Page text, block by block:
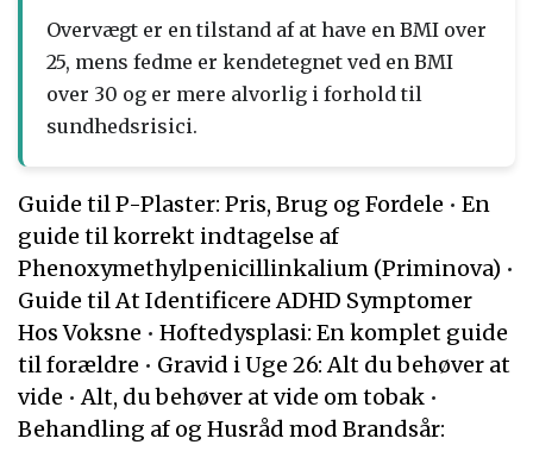
Overvægt er en tilstand af at have en BMI over
25, mens fedme er kendetegnet ved en BMI
over 30 og er mere alvorlig i forhold til
sundhedsrisici.
Guide til P-Plaster: Pris, Brug og Fordele • En
guide til korrekt indtagelse af
Phenoxymethylpenicillinkalium (Priminova) •
Guide til At Identificere ADHD Symptomer
Hos Voksne • Hoftedysplasi: En komplet guide
til forældre • Gravid i Uge 26: Alt du behøver at
vide •Alt, du behøver at vide om tobak •
Behandling af og Husråd mod Brandsår: